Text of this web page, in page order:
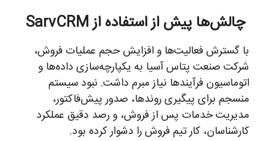
چالش‌ها پیش از استفاده از SarvCRM
با گسترش فعالیت‌ها و افزایش حجم عملیات فروش،
شرکت صنعت پتاس آسیا به یکپارچه‌سازی داده‌ها و
اتوماسیون فرآیندها نیاز مبرم داشت. نبود سیستم
منسجم برای پیگیری روندها، صدور پیش‌فاکتور،
مدیریت خدمات پس از فروش، و رصد دقیق عملکرد
کارشناسان، کار تیم فروش را دشوار کرده بود.